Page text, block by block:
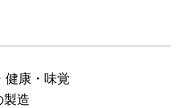
健康・味覚
製造